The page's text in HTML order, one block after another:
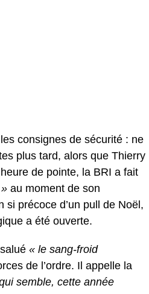
consignes de sécurité : ne
plus tard, alors que Thierry
de pointe, la BRI a fait
au moment de son
si précoce d’un pull de Noël,
a été ouverte.
« le sang-froid
de l’ordre. Il appelle la
semble, cette année